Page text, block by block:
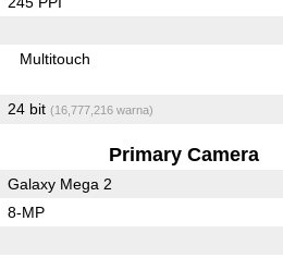
Multitouch
24 bit (16,777,216 warna)
Primary Camera
Galaxy Mega 2
8-MP